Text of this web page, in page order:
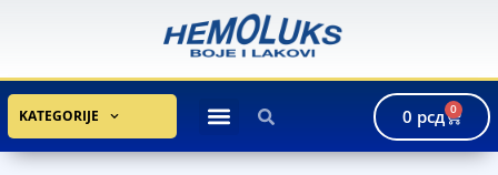
KATEGORIJE 0 рсд 0